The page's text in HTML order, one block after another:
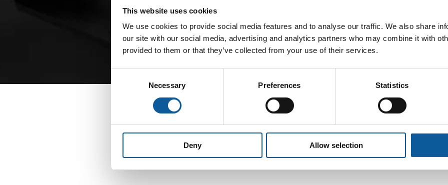
This website uses cookies
We use cookies to provide social media features and to analyse our traffic. We also share
our site with our social media, advertising and analytics partners who may combine it with
provided to them or that they’ve collected from your use of their services.
Selection
Necessary Preferences Statistics
Deny Allow selection
INFORMACIÓN DE INTERÉS SOBRE LAS MEMORIAS